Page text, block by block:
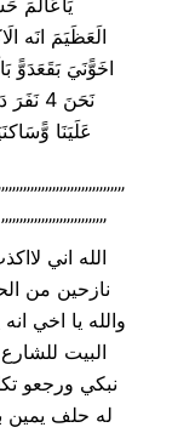
يَاعَالَمَ
الَعَظَيَمَ انَه
اخَوًّنَيَ بَقَعَدَوًّ
نَحَنَ
عَلَيَنَا
الله اني
نازحين من
والله يا اخي
البيت للشارع
نبكي ورجعو
له حلف يمين